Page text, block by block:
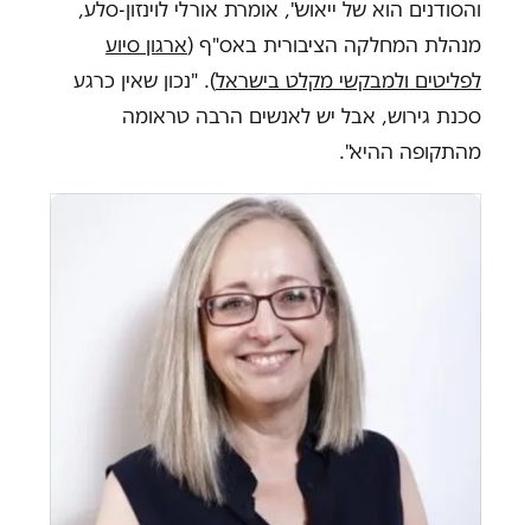
והסודנים הוא של ייאוש", אומרת אורלי לוינזון-סלע,
מנהלת המחלקה הציבורית באס"ף (ארגון סיוע
לפליטים ולמבקשי מקלט בישראל). "נכון שאין כרגע
סכנת גירוש, אבל יש לאנשים הרבה טראומה
מהתקופה ההיא".